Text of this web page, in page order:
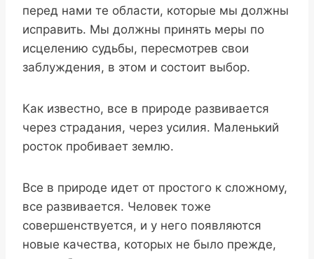
перед нами те области, которые мы должны
исправить. Мы должны принять меры по
исцелению судьбы, пересмотрев свои
заблуждения, в этом и состоит выбор.
Как известно, все в природе развивается
через страдания, через усилия. Маленький
росток пробивает землю.
Все в природе идет от простого к сложному,
все развивается. Человек тоже
совершенствуется, и у него появляются
новые качества, которых не было прежде,